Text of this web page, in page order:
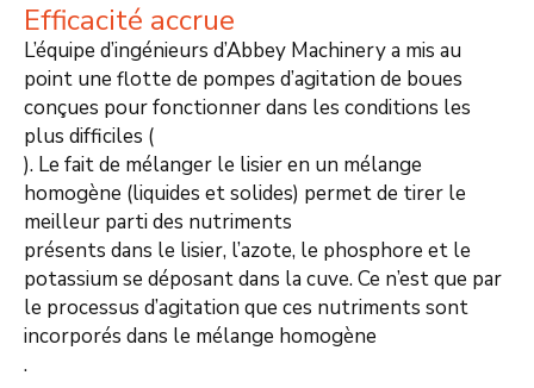
Efficacité accrue
L’équipe d’ingénieurs d’Abbey Machinery a mis au
point une flotte de pompes d’agitation de boues
conçues pour fonctionner dans les conditions les
plus difficiles (
). Le fait de mélanger le lisier en un mélange
homogène (liquides et solides) permet de tirer le
meilleur parti des nutriments
présents dans le lisier, l’azote, le phosphore et le
potassium se déposant dans la cuve. Ce n’est que par
le processus d’agitation que ces nutriments sont
incorporés dans le mélange homogène
.